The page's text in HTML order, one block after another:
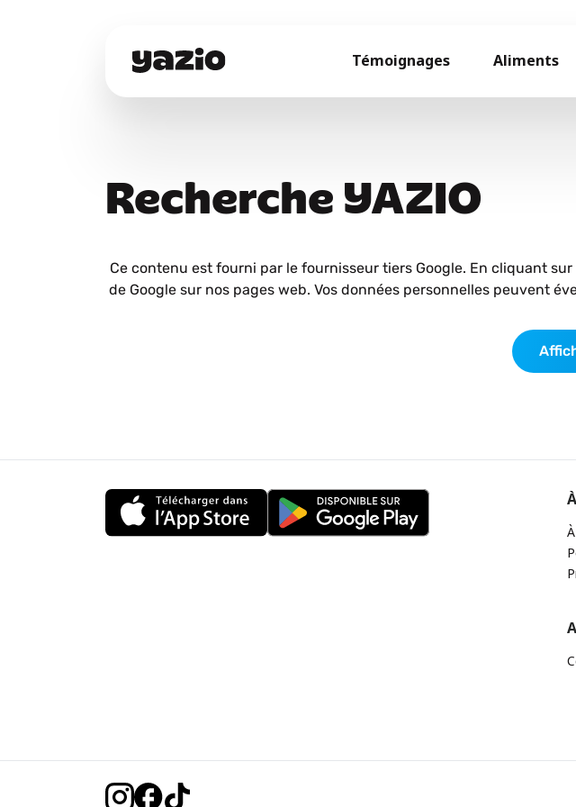
Témoignages Aliments
Recherche YAZIO
Ce contenu est fourni par le fournisseur tiers Google. En cliquant
de Google sur nos pages web. Vos données personnelles peuvent